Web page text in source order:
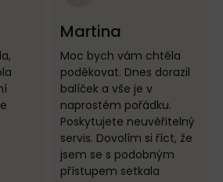
Martina
Moc bych vám chtěla
poděkovat. Dnes dorazil
balíček a vše je v
naprostém pořádku.
Poskytujete neuvěřitelný
servis. Dovolím si říct, že
jsem se s podobným
přístupem setkala